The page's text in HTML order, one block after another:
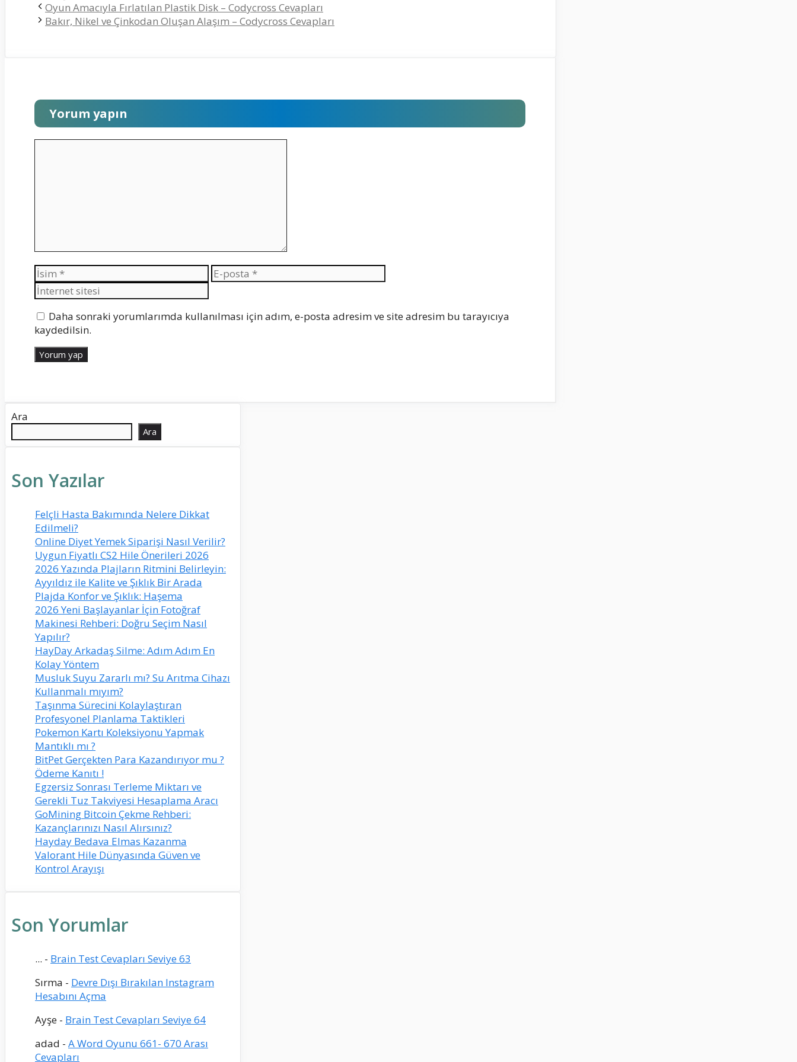
Oyun Amacıyla Fırlatılan Plastik Disk – Codycross Cevapları
Bakır, Nikel ve Çinkodan Oluşan Alaşım – Codycross Cevapları
Yorum yapın
İsim
E-
posta
sitesi
Daha sonraki yorumlarımda kullanılması için adım, e-posta adresim ve site adresim bu tarayıcıya
kaydedilsin.
Ara
Ara
Son Yazılar
Felçli Hasta Bakımında Nelere Dikkat
Edilmeli?
Online Diyet Yemek Siparişi Nasıl Verilir?
Uygun Fiyatlı CS2 Hile Önerileri 2026
2026 Yazında Plajların Ritmini Belirleyin:
Ayyıldız ile Kalite ve Şıklık Bir Arada
Plajda Konfor ve Şıklık: Haşema
2026 Yeni Başlayanlar İçin Fotoğraf
Makinesi Rehberi: Doğru Seçim Nasıl
Yapılır?
HayDay Arkadaş Silme: Adım Adım En
Kolay Yöntem
Musluk Suyu Zararlı mı? Su Arıtma Cihazı
Kullanmalı mıyım?
Taşınma Sürecini Kolaylaştıran
Profesyonel Planlama Taktikleri
Pokemon Kartı Koleksiyonu Yapmak
Mantıklı mı ?
BitPet Gerçekten Para Kazandırıyor mu ?
Ödeme Kanıtı !
Egzersiz Sonrası Terleme Miktarı ve
Gerekli Tuz Takviyesi Hesaplama Aracı
GoMining Bitcoin Çekme Rehberi:
Kazançlarınızı Nasıl Alırsınız?
Hayday Bedava Elmas Kazanma
Valorant Hile Dünyasında Güven ve
Kontrol Arayışı
Son Yorumlar
... - Brain Test Cevapları Seviye 63
Sırma - Devre Dışı Bırakılan Instagram
Hesabını Açma
Ayşe - Brain Test Cevapları Seviye 64
adad - A Word Oyunu 661- 670 Arası
Cevapları